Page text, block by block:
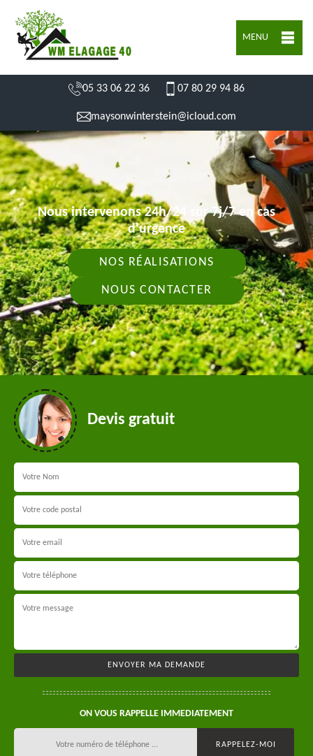
MENU
05 33 06 22 36 07 80 29 94 86
maysonwinterstein@icloud.com
Nous intervenons 24h/24 sur 7j/7 en cas
d'urgence
NOS RÉALISATIONS
NOUS CONTACTER
Devis gratuit
ON VOUS RAPPELLE IMMEDIATEMENT